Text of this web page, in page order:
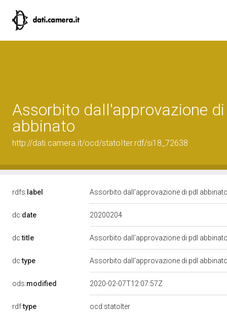
Assorbito dall'approvazione
abbinato
http://dati.camera.it/ocd/statoIter.rdf/si18_72638
rdfs: label Assorbito dall'approvazione di pdl
dc:date 20200204
dc:title Assorbito dall'approvazione di pdl
dc:type Assorbito dall'approvazione di pdl
ods:modified 2020-02-07T12:07:57Z
rdf:type
ocd:statoIter